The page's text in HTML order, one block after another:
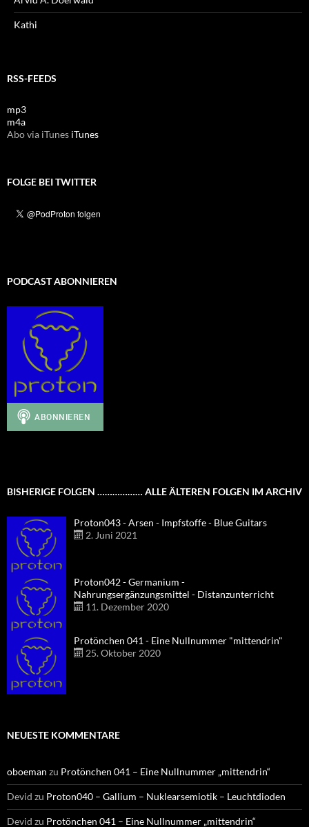
Kathi
RSS-FEEDS
mp3
m4a
Abo via iTunes iTunes
FOLGE BEI TWITTER
PODCAST ABONNIEREN
BISHERIGE FOLGEN ……………… ALLE ÄLTEREN FOLGEN IM ARCHIV
Proton043 - Arsen - Impfstoffe - Blue Guitars
2. Juni 2021
Proton042 - Germanium -
Nahrungsergänzungsmittel - Distanzunterricht
11. Dezember 2020
Protönchen 041 - Eine Nullnummer "mittendrin"
25. Oktober 2020
NEUESTE KOMMENTARE
oboeman zu Protönchen 041 – Eine Nullnummer „mittendrin“
Devid zu Proton040 – Gallium – Nuklearsemiotik – Leuchtdioden
Devid zu Protönchen 041 – Eine Nullnummer „mittendrin“